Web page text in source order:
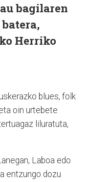
bagilaren
Herriko
blues, folk
oin urtebete
liluratuta,
Laboa edo
entzungo dozu